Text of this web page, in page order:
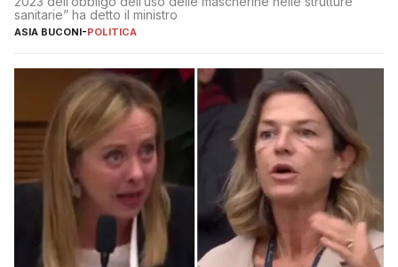
sanitarie” ha detto il ministro
ASIA BUCONI-POLITICA